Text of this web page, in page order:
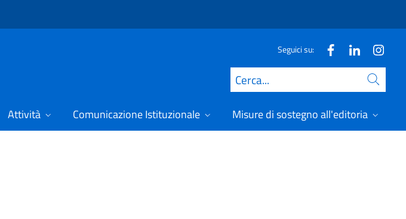
Seguici su:
Cerca
Attività Comunicazione Istituzionale Misure di sostegno all'editoria